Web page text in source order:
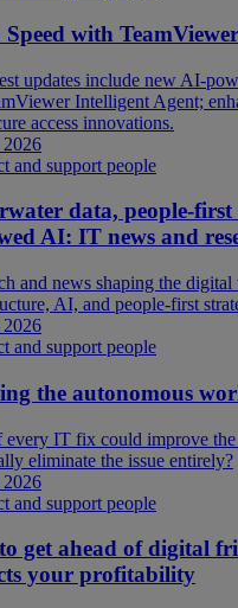
with
updates include new AI-
Intelligent Agent;
access innovations.
and support people
data, people-first
AI: IT news and
and news shaping the
AI, and people-first
and support people
the autonomous
every IT fix could improve
eliminate the issue entirely?
and support people
get ahead of digital
your profitability